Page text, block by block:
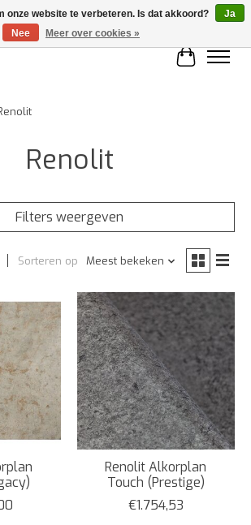
Renolit
Filters weergeven
Sorteren op Meest bekeken
Renolit Alkorplan
Touch (Prestige)
€1.754,53
onze website te verbeteren. Is dat akkoord?
Ja
Nee
Meer over cookies »